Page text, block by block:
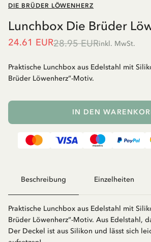
DIE BRÜDER LÖWENHERZ
Lunchbox Die Brüder
24.61 EUR28.95 EURinkl. MwSt.
Praktische Lunchbox aus Edelstahl mit
Brüder Löwenherz“-Motiv.
IN DEN
Beschreibung Einzelheiten
Praktische Lunchbox aus Edelstahl mit
Brüder Löwenherz“-Motiv. Aus Edelstahl,
Der Deckel ist aus Silikon und lässt sich